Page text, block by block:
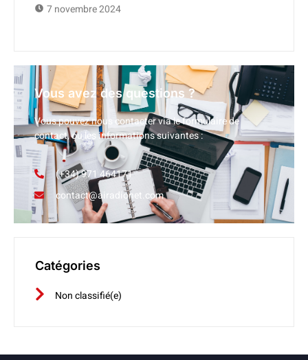
7 novembre 2024
Vous avez des questions ?
Vous pouvez nous contacter via le formulaire de
contact, ou les informations suivantes :
(+34) 971 464171
contact@airadionet.com
Catégories
Non classifié(e)